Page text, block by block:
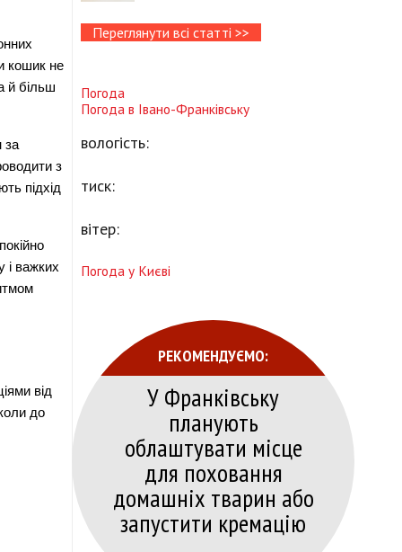
кошик не
й більш
за
з
підхід
і важких
від
до
Переглянути всі статті >>
Погода
Погода в Івано-Франківську
вологість:
тиск:
вітер:
Погода у Києві
РЕКОМЕНДУЄМО:
У Франківську
планують
облаштувати місце
для поховання
домашніх тварин або
запустити кремацію